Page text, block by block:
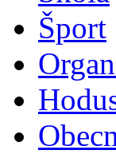
Šport